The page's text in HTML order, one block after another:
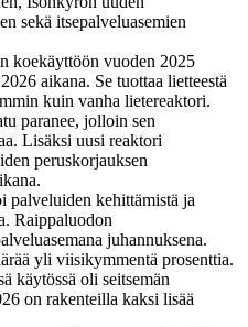
sekä itsepalveluasemien
koekäyttöön vuoden 2025
aikana. Se tuottaa lietteestä
kuin vanha lietereaktori.
paranee, jolloin sen
Lisäksi uusi reaktori
peruskorjauksen
palveluiden kehittämistä ja
Raippaluodon
juhannuksena.
yli viisikymmentä prosenttia.
käytössä oli seitsemän
on rakenteilla kaksi lisää